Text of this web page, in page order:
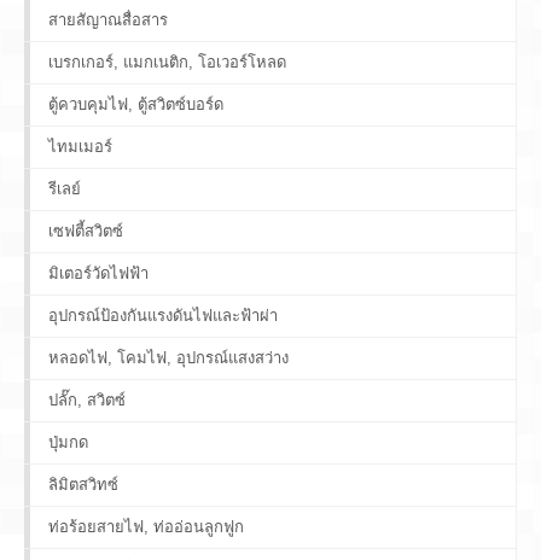
สายสัญาณสื่อสาร
เบรกเกอร์, แมกเนติก, โอเวอร์โหลด
ตู้ควบคุมไฟ, ตู้สวิตซ์บอร์ด
ไทมเมอร์
รีเลย์
เซฟตี้สวิตซ์
มิเตอร์วัดไฟฟ้า
อุปกรณ์ป้องกันแรงดันไฟและฟ้าผ่า
หลอดไฟ, โคมไฟ, อุปกรณ์แสงสว่าง
ปลั๊ก, สวิตซ์
ปุ่มกด
ลิมิตสวิทซ์
ท่อร้อยสายไฟ, ท่ออ่อนลูกฟูก